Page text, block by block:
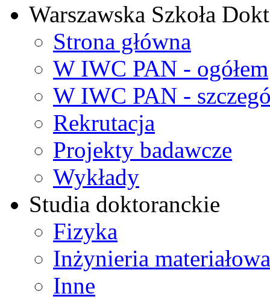
Warszawska Szkoła
Strona główna
W IWC PAN - ogółem
W IWC PAN -
Rekrutacja
Projekty badawcze
Wykłady
Studia doktoranckie
Fizyka
Inżynieria materiałowa
Inne